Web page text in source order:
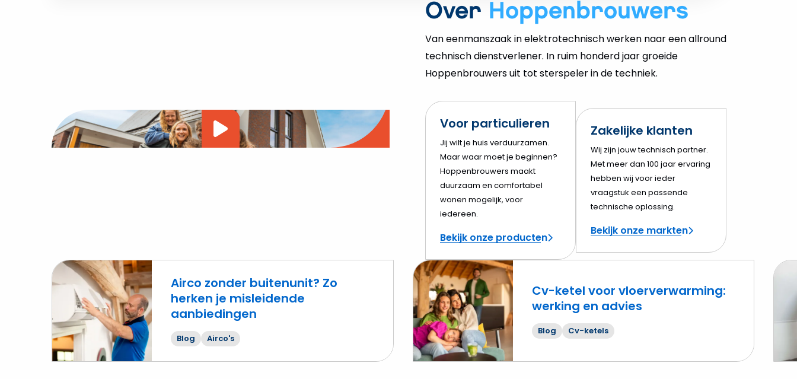
Over Hoppenbrouwers
Van eenmanszaak in elektrotechnisch werken naar een allround
technisch dienstverlener. In ruim honderd jaar groeide
Hoppenbrouwers uit tot sterspeler in de techniek.
Voor particulieren
Jij wilt je huis verduurzamen.
Maar waar moet je beginnen?
Hoppenbrouwers maakt
duurzaam en comfortabel
wonen mogelijk, voor
iedereen.
Bekijk onze producten
Zakelijke klanten
Wij zijn jouw technisch partner.
Met meer dan 100 jaar ervaring
hebben wij voor ieder
vraagstuk een passende
technische oplossing.
Bekijk onze markten
Video
Airco zonder buitenunit? Zo
herken je misleidende
aanbiedingen
Blog Airco's
Lees
meer
over
Airco
Cv-ketel voor vloerverwarming:
werking en advies
Blog Cv-ketels
Lees
meer
over
Cv-
Lees
Is